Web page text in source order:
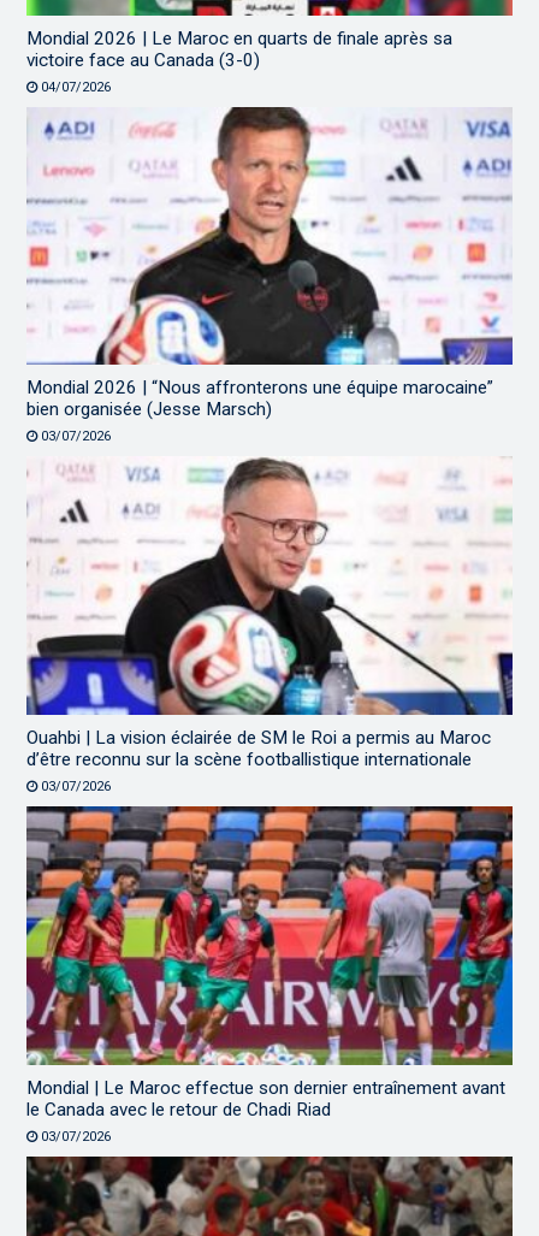
Mondial 2026 | Le Maroc en quarts de finale après sa
victoire face au Canada (3-0)
04/07/2026
Mondial 2026 | “Nous affronterons une équipe marocaine”
bien organisée (Jesse Marsch)
03/07/2026
Ouahbi | La vision éclairée de SM le Roi a permis au Maroc
d’être reconnu sur la scène footballistique internationale
03/07/2026
Mondial | Le Maroc effectue son dernier entraînement avant
le Canada avec le retour de Chadi Riad
03/07/2026